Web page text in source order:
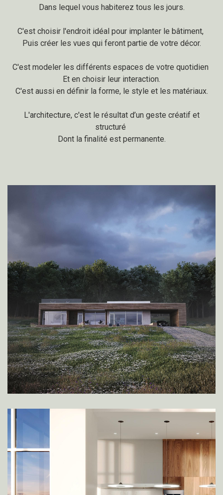
Dans lequel vous habiterez tous les jours.
C'est choisir l'endroit idéal pour implanter le bâtiment,
Puis créer les vues qui feront partie de votre décor.
C'est modeler les différents espaces de votre quotidien
Et en choisir leur interaction.
C'est aussi en définir la forme, le style et les matériaux.
L'architecture, c'est le résultat d’un geste créatif et
structuré
Dont la finalité est permanente.